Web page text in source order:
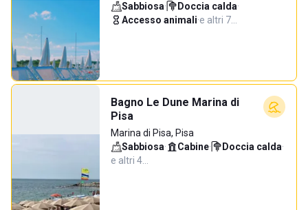
Sabbiosa· Doccia calda·
Accesso animali·e altri 7…
Bagno Le Dune Marina di
Pisa
Marina di Pisa, Pisa
Sabbiosa· Cabine· Doccia calda·
e altri 4…